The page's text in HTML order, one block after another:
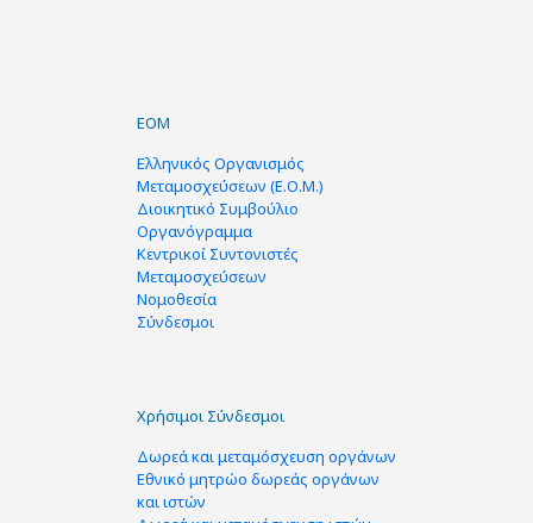
ΕΟΜ
Ελληνικός Οργανισμός
Μεταμοσχεύσεων (Ε.Ο.Μ.)
Διοικητικό Συμβούλιο
Οργανόγραμμα
Κεντρικοί Συντονιστές
Μεταμοσχεύσεων
Νομοθεσία
Σύνδεσμοι
Χρήσιμοι Σύνδεσμοι
Δωρεά και μεταμόσχευση οργάνων
Εθνικό μητρώο δωρεάς οργάνων
και ιστών